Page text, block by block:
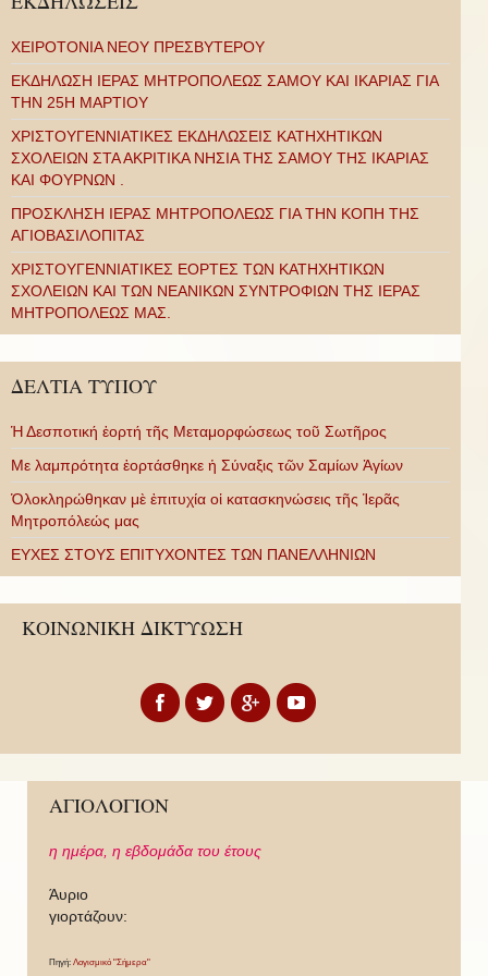
ΧΕΙΡΟΤΟΝΙΑ ΝΕΟΥ ΠΡΕΣΒΥΤΕΡΟΥ
ΕΚΔΗΛΩΣΗ ΙΕΡΑΣ ΜΗΤΡΟΠΟΛΕΩΣ ΣΑΜΟΥ ΚΑΙ ΙΚΑΡΙΑΣ ΓΙΑ
ΤΗΝ 25Η ΜΑΡΤΙΟΥ
ΧΡΙΣΤΟΥΓΕΝΝΙΑΤΙΚΕΣ ΕΚΔΗΛΩΣΕΙΣ ΚΑΤΗΧΗΤΙΚΩΝ
ΣΧΟΛΕΙΩΝ ΣΤΑ ΑΚΡΙΤΙΚΑ ΝΗΣΙΑ ΤΗΣ ΣΑΜΟΥ ΤΗΣ ΙΚΑΡΙΑΣ
ΚΑΙ ΦΟΥΡΝΩΝ .
ΠΡΟΣΚΛΗΣΗ ΙΕΡΑΣ ΜΗΤΡΟΠΟΛΕΩΣ ΓΙΑ ΤΗΝ ΚΟΠΗ ΤΗΣ
ΑΓΙΟΒΑΣΙΛΟΠΙΤΑΣ
ΧΡΙΣΤΟΥΓΕΝΝΙΑΤΙΚΕΣ ΕΟΡΤΕΣ ΤΩΝ ΚΑΤΗΧΗΤΙΚΩΝ
ΣΧΟΛΕΙΩΝ ΚΑΙ ΤΩΝ ΝΕΑΝΙΚΩΝ ΣΥΝΤΡΟΦΙΩΝ ΤΗΣ ΙΕΡΑΣ
ΜΗΤΡΟΠΟΛΕΩΣ ΜΑΣ.
ΔΕΛΤΙΑ ΤΥΠΟΥ
Ἡ Δεσποτική ἑορτή τῆς Μεταμορφώσεως τοῦ Σωτῆρος
Με λαμπρότητα ἑορτάσθηκε ἡ Σύναξις τῶν Σαμίων Ἁγίων
Ὁλοκληρώθηκαν μὲ ἐπιτυχία οἱ κατασκηνώσεις τῆς Ἱερᾶς
Μητροπόλεώς μας
ΕΥΧΕΣ ΣΤΟΥΣ ΕΠΙΤΥΧΟΝΤΕΣ ΤΩΝ ΠΑΝΕΛΛΗΝΙΩΝ
ΚΟΙΝΩΝΙΚΗ ΔΙΚΤΥΩΣΗ
ΑΓΙΟΛΟΓΙΟΝ
η ημέρα, η εβδομάδα του έτους
Άυριο
γιορτάζουν:
Πηγή: Λογισμικό "Σήμερα"